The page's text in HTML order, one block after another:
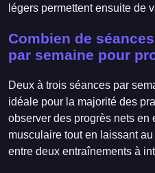
légers permettent ensuite de
Combien de
par semaine pour
Deux à trois séances par
idéale pour la majorité des
observer des progrès nets en
musculaire tout en laissant
entre deux entraînements à